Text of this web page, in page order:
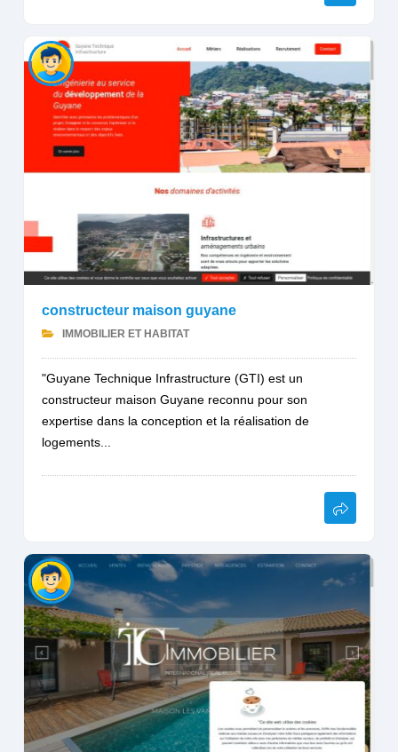
constructeur maison guyane
IMMOBILIER ET HABITAT
"Guyane Technique Infrastructure (GTI) est un
constructeur maison Guyane reconnu pour son
expertise dans la conception et la réalisation de
logements...